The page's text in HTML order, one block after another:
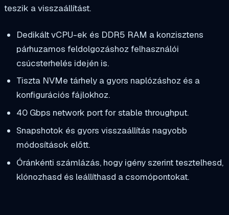
teszik a visszaállítást.
Dedikált vCPU-ek és DDR5 RAM a konzisztens
párhuzamos feldolgozáshoz felhasználói
csúcsterhelés idején is.
Tiszta NVMe tárhely a gyors naplózáshoz és a
konfigurációs fájlokhoz.
40 Gbps network port for stable throughput.
Snapshotok és gyors visszaállítás nagyobb
módosítások előtt.
Óránkénti számlázás, hogy igény szerint tesztelhesd,
klónozhasd és leállíthasd a csomópontokat.